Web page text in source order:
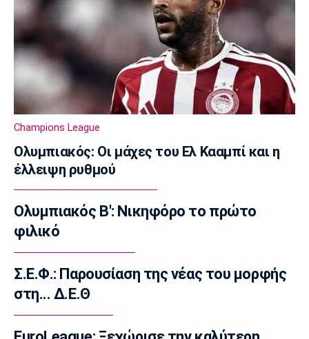
Μπάσκετ Α1 Γυναικών
Μαρίνη: «Χρόνια στόχος μου το εξωτερικό,
τώρα ήταν η κατάλληλη στιγμή με την
Άλμπα»
Μπάσκετ Ελλάδα
Κορογώνας: «Φιλοδοξία της Kalamata Basket
να πρωταγωνιστήσει»
16:15
Ποδόσφαιρο - Διεθνή
Απεβίωσε ο πατέρας του Μέσι
16:00
Ποδόσφαιρο - Διεθνή
Ποδόσφαιρο - Διεθνή
Κι επίσημα στην Άρσεναλ ο Μπρούνο
Γκιμαράες
15:30
Champions League
Ολυμπιακός: Οι μάχες του Ελ Κααμπί και η
έλλειψη ρυθμού
Ολυμπιακός Β': Νικηφόρο το πρώτο
φιλικό
Σ.Ε.Φ.: Παρουσίαση της νέας του μορφής
στη... Δ.Ε.Θ